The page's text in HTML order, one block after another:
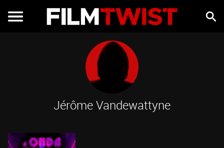
Jérôme Vandewattyne